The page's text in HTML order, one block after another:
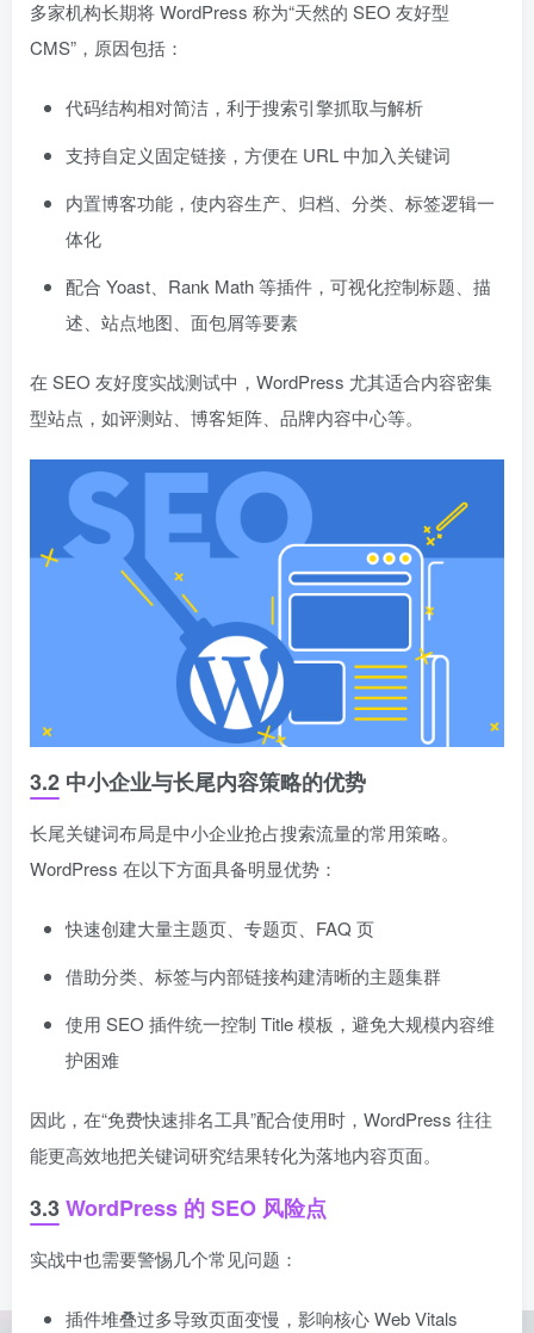
多家机构长期将 WordPress 称为“天然的 SEO 友好型
CMS”，原因包括：
代码结构相对简洁，利于搜索引擎抓取与解析
支持自定义固定链接，方便在 URL 中加入关键词
内置博客功能，使内容生产、归档、分类、标签逻辑一
体化
配合 Yoast、Rank Math 等插件，可视化控制标题、描
述、站点地图、面包屑等要素
在 SEO 友好度实战测试中，WordPress 尤其适合内容密集
型站点，如评测站、博客矩阵、品牌内容中心等。
3.2 中小企业与长尾内容策略的优势
长尾关键词布局是中小企业抢占搜索流量的常用策略。
WordPress 在以下方面具备明显优势：
快速创建大量主题页、专题页、FAQ 页
借助分类、标签与内部链接构建清晰的主题集群
使用 SEO 插件统一控制 Title 模板，避免大规模内容维
护困难
因此，在“免费快速排名工具”配合使用时，WordPress 往往
能更高效地把关键词研究结果转化为落地内容页面。
3.3WordPress 的 SEO 风险点
实战中也需要警惕几个常见问题：
插件堆叠过多导致页面变慢，影响核心 Web Vitals